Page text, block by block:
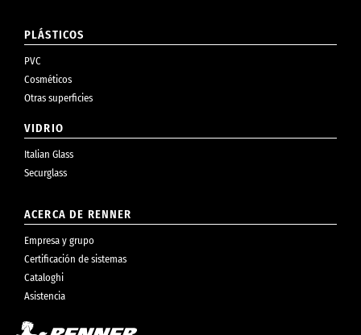
PLÁSTICOS
PVC
Cosméticos
Otras superficies
VIDRIO
Italian Glass
Securglass
ACERCA DE RENNER
Empresa y grupo
Certificación de sistemas
Cataloghi
Asistencia